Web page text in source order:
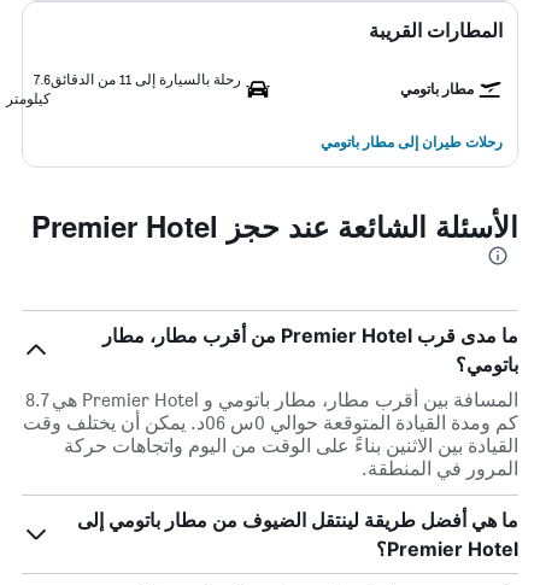
المطارات القريبة
مطار باتومي
رحلة بالسيارة إلى 11 من الدقائق
7.6
كيلومتر
رحلات طيران إلى مطار باتومي
الأسئلة الشائعة عند حجز Premier Hotel
ما مدى قرب Premier Hotel من أقرب مطار، مطار
باتومي؟
المسافة بين أقرب مطار، مطار باتومي و Premier Hotel هي 8.7
كم ومدة القيادة المتوقعة حوالي 0س 06د. يمكن أن يختلف وقت
القيادة بين الاثنين بناءً على الوقت من اليوم واتجاهات حركة
المرور في المنطقة.
ما هي أفضل طريقة لينتقل الضيوف من مطار باتومي إلى
Premier Hotel؟